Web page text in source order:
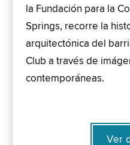
la Fundación para la
Springs, recorre la
arquitectónica del
Club a través de
contemporáneas.
Ver